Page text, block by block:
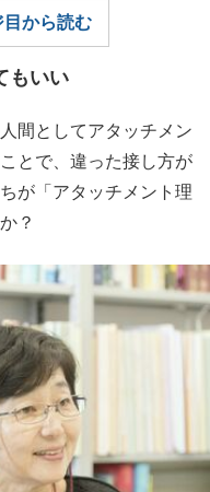
目から読む
もいい
間としてアタッチメン
とで、違った接し方が
が「アタッチメント理
？